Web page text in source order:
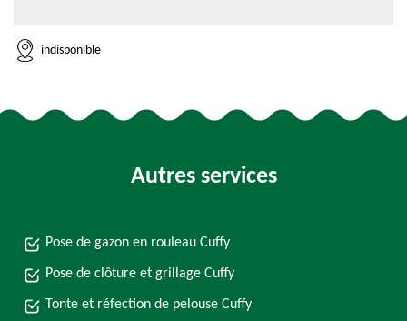
indisponible
Autres services
Pose de gazon en rouleau Cuffy
Pose de clôture et grillage Cuffy
Tonte et réfection de pelouse Cuffy